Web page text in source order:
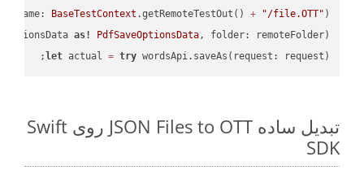
BaseTestContext .getRemoteTestOut() + "/file.OTT" );
as! PdfSaveOptionsData, folder: remoteFolder);
let actual = try wordsApi.saveAs(request: request);
تبدیل ساده JSON Files to OTT روی Swift
SDK